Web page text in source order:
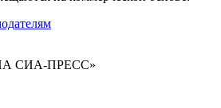
СИА-ПРЕСС»